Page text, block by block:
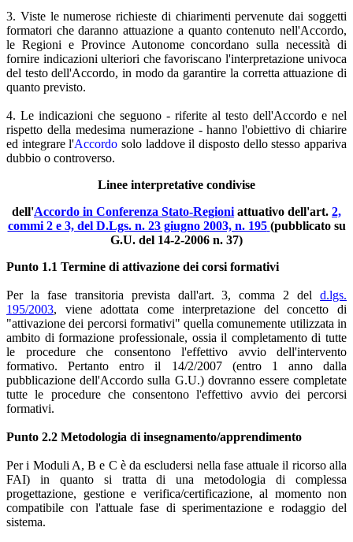
3. Viste le numerose richieste di chiarimenti pervenute dai soggetti
formatori che daranno attuazione a quanto contenuto nell'Accordo,
le Regioni e Province Autonome concordano sulla necessità di
fornire indicazioni ulteriori che favoriscano l'interpretazione univoca
del testo dell'Accordo, in modo da garantire la corretta attuazione di
quanto previsto.
4. Le indicazioni che seguono - riferite al testo dell'Accordo e nel
rispetto della medesima numerazione - hanno l'obiettivo di chiarire
ed integrare l'Accordo solo laddove il disposto dello stesso appariva
dubbio o controverso.
Linee interpretative condivise
dell'Accordo in Conferenza Stato-Regioni attuativo dell'art. 2,
commi 2 e 3, del D.Lgs. n. 23 giugno 2003, n. 195 (pubblicato su
G.U. del 14-2-2006 n. 37)
Punto 1.1 Termine di attivazione dei corsi formativi
Per la fase transitoria prevista dall'art. 3, comma 2 del d.lgs.
195/2003, viene adottata come interpretazione del concetto di
"attivazione dei percorsi formativi" quella comunemente utilizzata in
ambito di formazione professionale, ossia il completamento di tutte
le procedure che consentono l'effettivo avvio dell'intervento
formativo. Pertanto entro il 14/2/2007 (entro 1 anno dalla
pubblicazione dell'Accordo sulla G.U.) dovranno essere completate
tutte le procedure che consentono l'effettivo avvio dei percorsi
formativi.
Punto 2.2 Metodologia di insegnamento/apprendimento
Per i Moduli A, B e C è da escludersi nella fase attuale il ricorso alla
FAI) in quanto si tratta di una metodologia di complessa
progettazione, gestione e verifica/certificazione, al momento non
compatibile con l'attuale fase di sperimentazione e rodaggio del
sistema.